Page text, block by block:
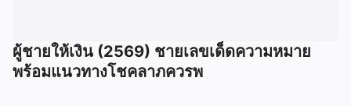
ผู้ชายให้เงิน (2569) ชายเลขเด็ดความหมาย
พร้อมแนวทางโชคลาภควรพ